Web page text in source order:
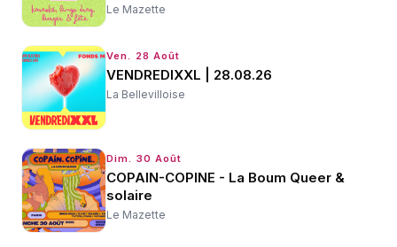
Le Mazette
Ven. 28 Août
VENDREDIXXL | 28.08.26
La Bellevilloise
Dim. 30 Août
COPAIN-COPINE - La Boum Queer &
solaire
Le Mazette